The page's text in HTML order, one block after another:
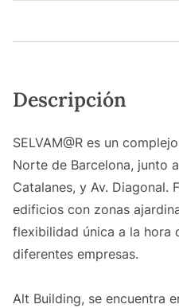
Descripción
SELVAM@R es un
Norte de Barcelona, junto
Catalanes, y Av. Diagonal.
edificios con zonas
flexibilidad única a la hora
diferentes empresas.
Alt Building, se encuentra